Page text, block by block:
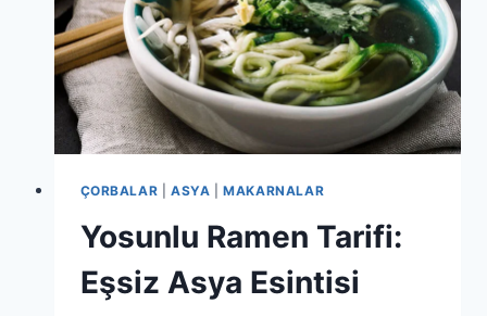
ÇORBALAR |ASYA |MAKARNALAR
Yosunlu Ramen Tarifi:
Eşsiz Asya Esintisi